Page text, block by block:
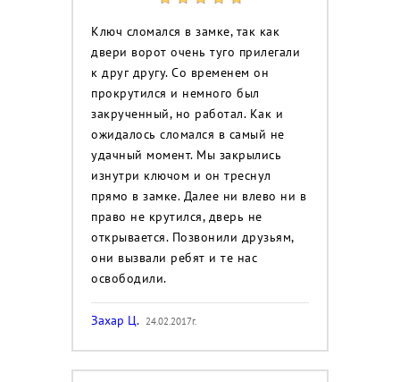
Ключ сломался в замке, так как
двери ворот очень туго прилегали
к друг другу. Со временем он
прокрутился и немного был
закрученный, но работал. Как и
ожидалось сломался в самый не
удачный момент. Мы закрылись
изнутри ключом и он треснул
прямо в замке. Далее ни влево ни в
право не крутился, дверь не
открывается. Позвонили друзьям,
они вызвали ребят и те нас
освободили.
Захар Ц. 24.02.2017г.